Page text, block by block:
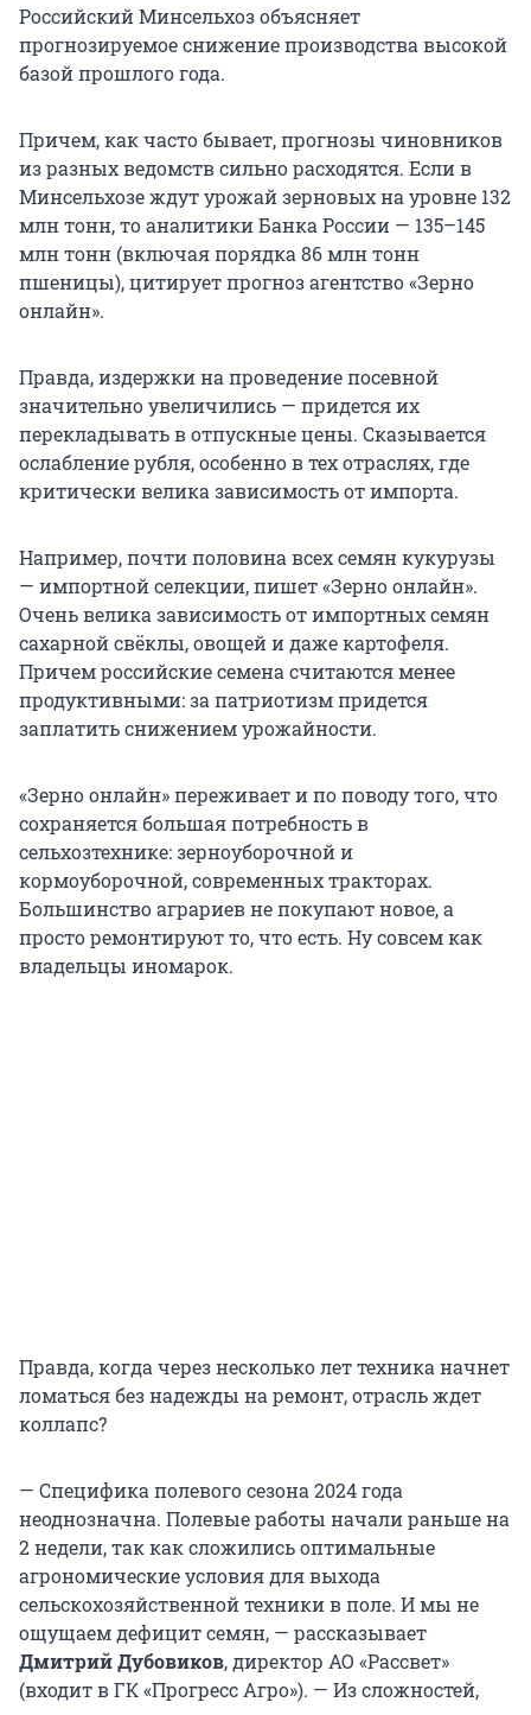
Российский Минсельхоз объясняет
прогнозируемое снижение производства высокой
базой прошлого года.
Причем, как часто бывает, прогнозы чиновников
из разных ведомств сильно расходятся. Если в
Минсельхозе ждут урожай зерновых на уровне 132
млн тонн, то аналитики Банка России — 135–145
млн тонн (включая порядка 86 млн тонн
пшеницы), цитирует прогноз агентство «Зерно
онлайн».
Правда, издержки на проведение посевной
значительно увеличились — придется их
перекладывать в отпускные цены. Сказывается
ослабление рубля, особенно в тех отраслях, где
критически велика зависимость от импорта.
Например, почти половина всех семян кукурузы
— импортной селекции, пишет «Зерно онлайн».
Очень велика зависимость от импортных семян
сахарной свёклы, овощей и даже картофеля.
Причем российские семена считаются менее
продуктивными: за патриотизм придется
заплатить снижением урожайности.
«Зерно онлайн» переживает и по поводу того, что
сохраняется большая потребность в
сельхозтехнике: зерноуборочной и
кормоуборочной, современных тракторах.
Большинство аграриев не покупают новое, а
просто ремонтируют то, что есть. Ну совсем как
владельцы иномарок.
Правда, когда через несколько лет техника начнет
ломаться без надежды на ремонт, отрасль ждет
коллапс?
— Специфика полевого сезона 2024 года
неоднозначна. Полевые работы начали раньше на
2 недели, так как сложились оптимальные
агрономические условия для выхода
сельскохозяйственной техники в поле. И мы не
ощущаем дефицит семян, — рассказывает
Дмитрий Дубовиков, директор АО «Рассвет»
(входит в ГК «Прогресс Агро»). — Из сложностей,